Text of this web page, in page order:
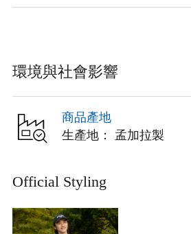
環境與社會影響
商品產地
生產地： 孟加拉製
Official Styling